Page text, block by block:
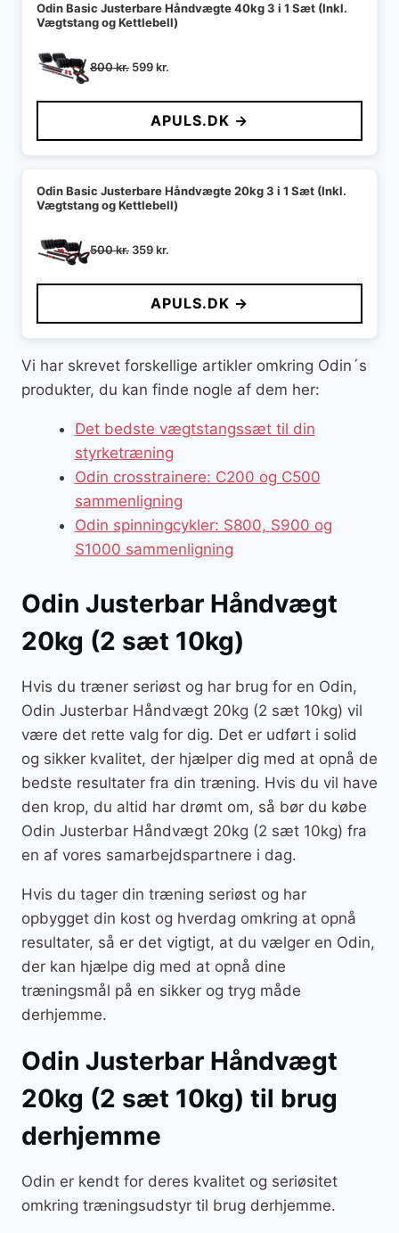
Odin Basic Justerbare Håndvægte 40kg 3 i 1 Sæt (Inkl.
Vægtstang og Kettlebell)
800kr. Den
pris
800 kr..
599kr.
pris
er:
599 kr..
APULS.DK →
Odin Basic Justerbare Håndvægte 20kg 3 i 1 Sæt (Inkl.
Vægtstang og Kettlebell)
500kr. Den
pris
500 kr..
359kr.
pris
er:
359 kr..
APULS.DK →
Vi har skrevet forskellige artikler omkring Odin´s
produkter, du kan finde nogle af dem her:
Det bedste vægtstangssæt til din
styrketræning
Odin crosstrainere: C200 og C500
sammenligning
Odin spinningcykler: S800, S900 og
S1000 sammenligning
Odin Justerbar Håndvægt
20kg (2 sæt 10kg)
Hvis du træner seriøst og har brug for en Odin,
Odin Justerbar Håndvægt 20kg (2 sæt 10kg) vil
være det rette valg for dig. Det er udført i solid
og sikker kvalitet, der hjælper dig med at opnå de
bedste resultater fra din træning. Hvis du vil have
den krop, du altid har drømt om, så bør du købe
Odin Justerbar Håndvægt 20kg (2 sæt 10kg) fra
en af vores samarbejdspartnere i dag.
Hvis du tager din træning seriøst og har
opbygget din kost og hverdag omkring at opnå
resultater, så er det vigtigt, at du vælger en Odin,
der kan hjælpe dig med at opnå dine
træningsmål på en sikker og tryg måde
derhjemme.
Odin Justerbar Håndvægt
20kg (2 sæt 10kg) til brug
derhjemme
Odin er kendt for deres kvalitet og seriøsitet
omkring træningsudstyr til brug derhjemme.